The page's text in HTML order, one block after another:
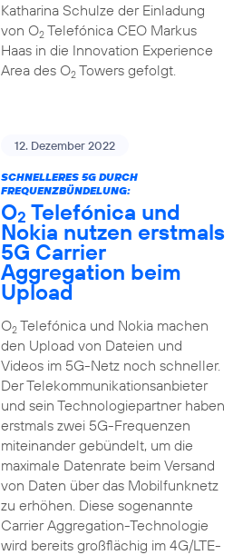
Katharina Schulze der Einladung
von O2Telefónica CEO Markus
Haas in die Innovation Experience
Area des O2Towers gefolgt.
12. Dezember 2022
SCHNELLERES 5G DURCH
FREQUENZBÜNDELUNG:
O2 Telefónica und
Nokia nutzen erstmals
5G Carrier
Aggregation beim
Upload
O2Telefónica und Nokia machen
den Upload von Dateien und
Videos im 5G-Netz noch schneller.
Der Telekommunikationsanbieter
und sein Technologiepartner haben
erstmals zwei 5G-Frequenzen
miteinander gebündelt, um die
maximale Datenrate beim Versand
von Daten über das Mobilfunknetz
zu erhöhen. Diese sogenannte
Carrier Aggregation-Technologie
wird bereits großflächig im 4G/LTE-